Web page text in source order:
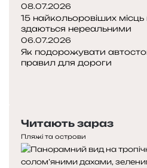
08.07.2026
15 найкольоровіших місць
здаються нереальними
06.07.2026
Як подорожувати
правил для дороги
Читають зараз
Пляжі та острови